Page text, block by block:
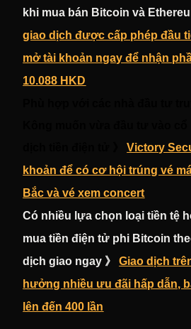
khi mua bán Bitcoin và
giao dịch được cấp phép đầu
mở tài khoản ngay để nhận
10.088 HKD
dịch tiền điện tử 》Victory
khoản để có cơ hội trúng vé
Bắc và vé xem concert
Có nhiều lựa chọn loại tiền tệ
mua tiền điện tử phi Bitcoin
dịch giao ngay 》Giao dịch
hưởng nhiều ưu đãi hấp dẫn,
lên đến 400 lần